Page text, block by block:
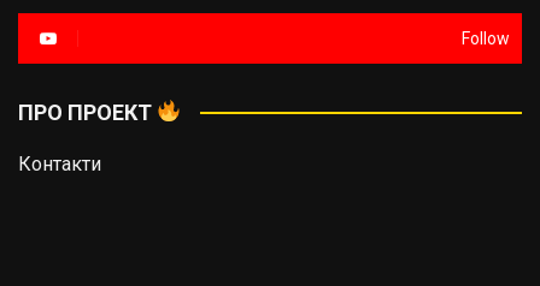
Follow
ПРО ПРОЕКТ
Контакти